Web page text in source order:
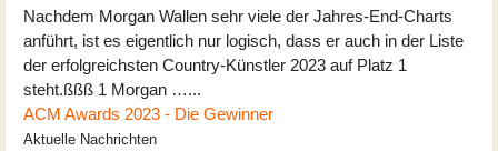
Nachdem Morgan Wallen sehr viele der Jahres-End-Charts
anführt, ist es eigentlich nur logisch, dass er auch in der Liste
der erfolgreichsten Country-Künstler 2023 auf Platz 1
steht.ßßß 1 Morgan …...
ACM Awards 2023 - Die Gewinner
Aktuelle Nachrichten